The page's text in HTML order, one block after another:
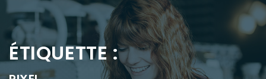
ÉTIQUETTE :